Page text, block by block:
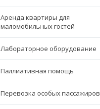
Аренда квартиры для
маломобильных гостей
Лабораторное оборудование
Паллиативная помощь
Перевозка особых пассажиров